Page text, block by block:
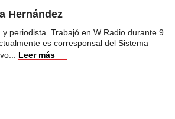
Hernández
y periodista. Trabajó en W Radio durante 9
es corresponsal del Sistema
Leer más